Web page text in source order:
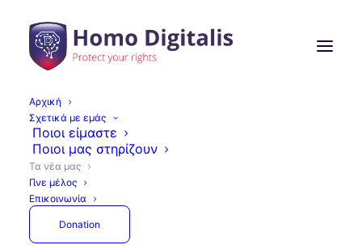
Αρχική
Σχετικά με εμάς
Ποιοι είμαστε
Ποιοι μας στηρίζουν
Τα νέα μας
Γίνε μέλος
Επικοινωνία
Donation
Τα νέα μας